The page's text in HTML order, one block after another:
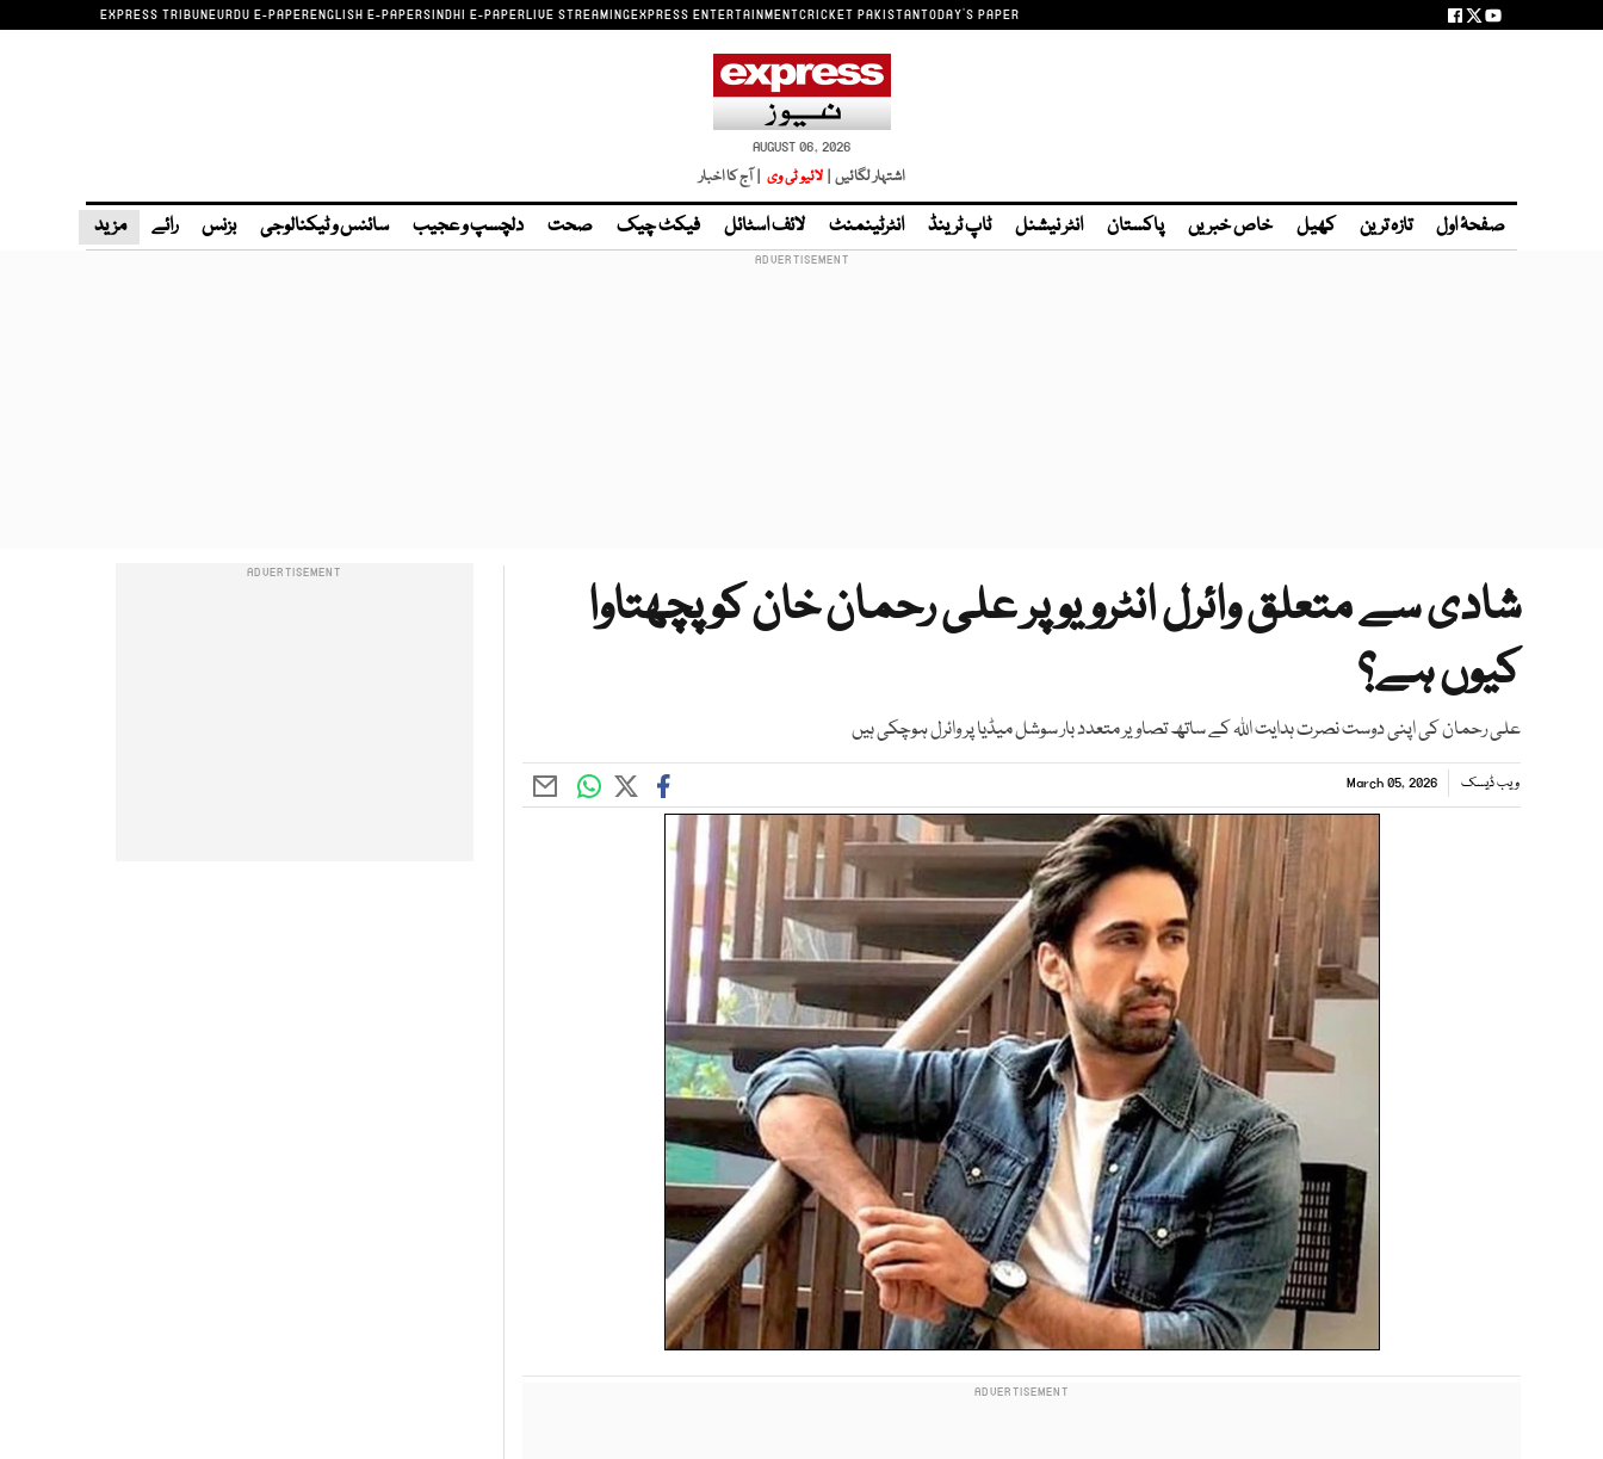
EXPRESS TRIBUNEURDU E-PAPERENGLISH E-PAPERSINDHI E-PAPERLIVE STREAMINGEXPRESS ENTERTAINMENTCRICKET PAKISTANTODAY'S PAPER
AUGUST 06, 2026
اشتہار لگائیں | لائیو ٹی وی | آج کا اخبار
صفحۂ اول تازہ ترین کھیل خاص خبریں پاکستان انٹر نیشنل ٹاپ ٹرینڈ انٹرٹینمنٹ لائف اسٹائل فیکٹ چیک صحت دلچسپ و عجیب سائنس و ٹیکنالوجی بزنس رائے مزید
شادی سے متعلق وائرل انٹرویو پر علی رحمان خان کو پچھتاوا
کیوں ہے؟
علی رحمان کی اپنی دوست نصرت ہدایت اللہ کے ساتھ تصاویر متعدد بار سوشل میڈیا پر وائرل ہوچکی ہیں
ویب ڈیسک March 05, 2026